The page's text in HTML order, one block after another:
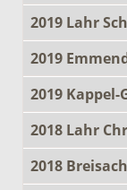
2019 Lahr
2019
2019
2018 Lahr
2018